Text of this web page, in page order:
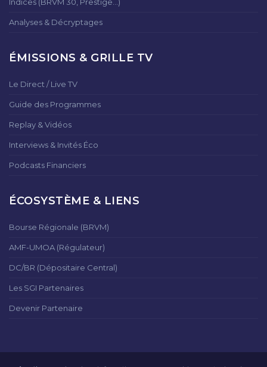
Analyses & Décryptages
ÉMISSIONS & GRILLE TV
Le Direct / Live TV
Guide des Programmes
Replay & Vidéos
Interviews & Invités Éco
Podcasts Financiers
ÉCOSYSTÈME & LIENS
Bourse Régionale (BRVM)
AMF-UMOA (Régulateur)
DC/BR (Dépositaire Central)
Les SGI Partenaires
Devenir Partenaire